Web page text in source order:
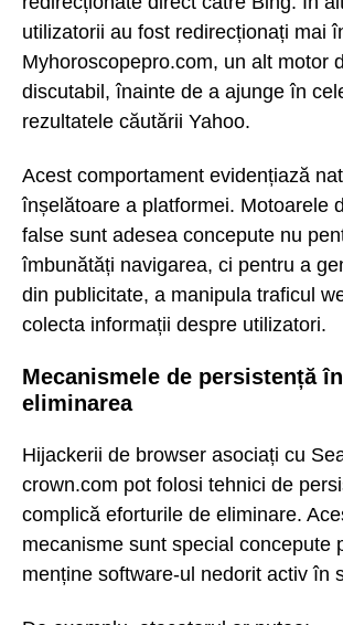
utilizatorii au fost redirecționați mai
Myhoroscopepro.com, un alt motor
discutabil, înainte de a ajunge în
rezultatele căutării Yahoo.
Acest comportament evidențiază
înșelătoare a platformei. Motoarele
false sunt adesea concepute nu
îmbunătăți navigarea, ci pentru a
din publicitate, a manipula traficul
colecta informații despre utilizatori.
Mecanismele de persistență
eliminarea
Hijackerii de browser asociați cu
crown.com pot folosi tehnici de
complică eforturile de eliminare.
mecanisme sunt special concepute
menține software-ul nedorit activ în